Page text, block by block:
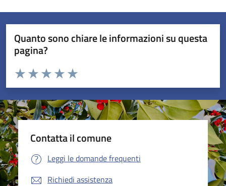
Quanto sono chiare le informazioni su questa
pagina?
Valuta da 1 a 5 stelle la pagina
Valuta 5 stelle su 5
Valuta 4 stelle su 5
Valuta 3 stelle su 5
Valuta 2 stelle su 5
Valuta 1 stelle su 5
Contatta il comune
Leggi le domande frequenti
Richiedi assistenza